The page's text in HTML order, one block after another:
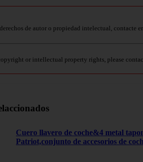
de autor o propiedad intelectual, contacte
or intellectual property rights, please
Cuero llavero de coche&4 metal
Patriot,conjunto de accesorios de